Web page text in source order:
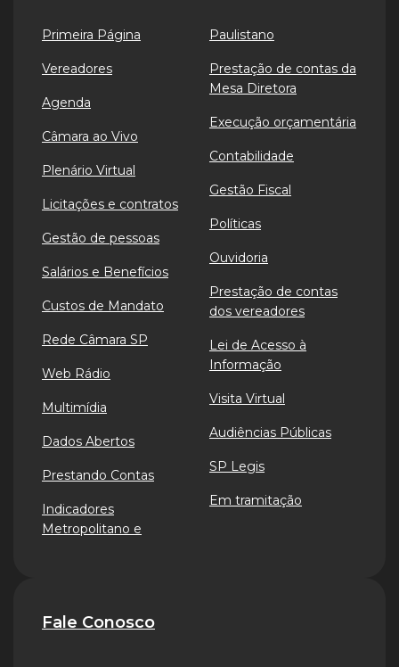
Primeira Página
Vereadores
Agenda
Câmara ao Vivo
Plenário Virtual
Licitações e contratos
Gestão de pessoas
Salários e Benefícios
Custos de Mandato
Rede Câmara SP
Web Rádio
Multimídia
Dados Abertos
Prestando Contas
Indicadores
Metropolitano e
Paulistano
Prestação de contas da
Mesa Diretora
Execução orçamentária
Contabilidade
Gestão Fiscal
Políticas
Ouvidoria
Prestação de contas
dos vereadores
Lei de Acesso à
Informação
Visita Virtual
Audiências Públicas
SP Legis
Em tramitação
Fale Conosco